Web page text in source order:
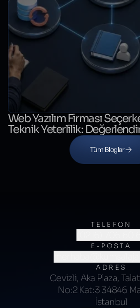
Web Yazılım Firması
Teknik Yeterlilik:
Kontrol Listesi
Tüm Bloglar
TELEFON
(0216) 706 60
E-POSTA
ADRES
Cevizli, Aka Plaza,
No:2 Kat:3 34846
İstanbul